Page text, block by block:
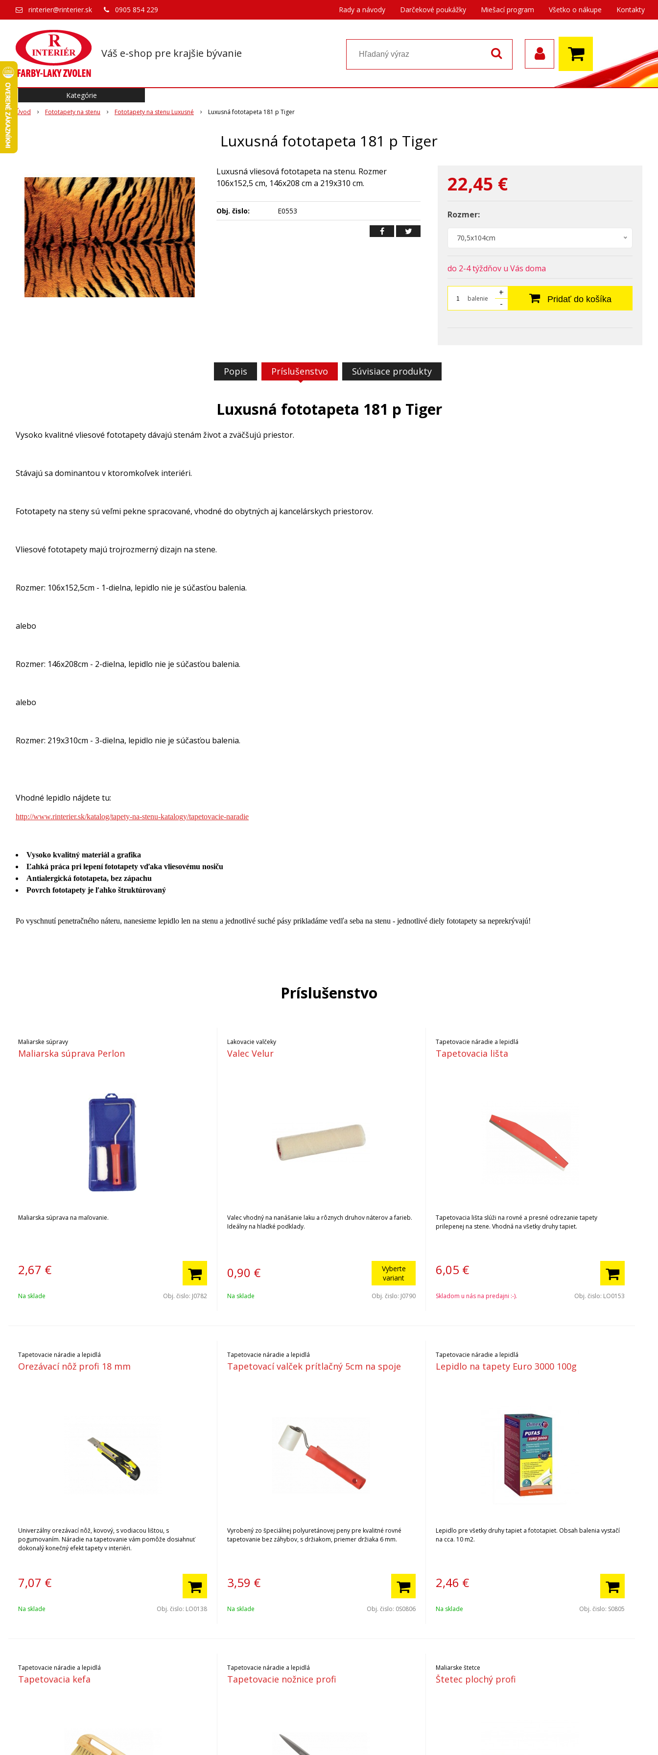
Váš e-shop pre krajšie bývanie
rinterier@rinterier.sk 0905 854 229 Rady a návody Darčekové poukážky Miešací program Všetko o nákupe Kontakty
Úvod Fototapety na stenu Fototapety na stenu Luxusné Luxusná fototapeta 181 p Tiger
Luxusná fototapeta 181 p Tiger
22,45 €
Rozmer:
70,5x104cm
do 2-4 týždňov u Vás doma
balenie
+
-
Pridať do košíka
Luxusná vliesová fototapeta na stenu. Rozmer
106x152,5 cm, 146x208 cm a 219x310 cm.
Obj. čislo: E0553
Popis Príslušenstvo Súvisiace produkty
Luxusná fototapeta 181 p Tiger
Vysoko kvalitné vliesové fototapety dávajú stenám život a zväčšujú priestor.
Stávajú sa dominantou v ktoromkoľvek interiéri.
Fototapety na steny sú veľmi pekne spracované, vhodné do obytných aj kancelárskych priestorov.
Vliesové fototapety majú trojrozmerný dizajn na stene.
Rozmer: 106x152,5cm - 1-dielna, lepidlo nie je súčasťou balenia.
alebo
Rozmer: 146x208cm - 2-dielna, lepidlo nie je súčasťou balenia.
alebo
Rozmer: 219x310cm - 3-dielna, lepidlo nie je súčasťou balenia.
Vhodné lepidlo nájdete tu:
http://www.rinterier.sk/katalog/tapety-na-stenu-katalogy/tapetovacie-naradie
Vysoko kvalitný materiál a grafika
Ľahká práca pri lepení fototapety vďaka vliesovému nosiču
Antialergická fototapeta, bez zápachu
Povrch fototapety je ľahko štruktúrovaný
Po vyschnutí penetračného náteru, nanesieme lepidlo len na stenu a jednotlivé suché pásy prikladáme vedľa seba na stenu - jednotlivé diely fototapety sa neprekrývajú!
Príslušenstvo
Maliarske súpravy
Maliarska súprava Perlon
Maliarska súprava na maľovanie.
2,67 €
Na sklade Obj. čislo: J0782
Lakovacie valčeky
Valec Velur
Valec vhodný na nanášanie laku a rôznych druhov náterov a farieb.
Ideálny na hladké podklady.
0,90 €
Vyberte
variant
Na sklade Obj. čislo: J0790
Tapetovacie náradie a lepidlá
Tapetovacia lišta
Tapetovacia lišta slúži na rovné a presné odrezanie tapety
prilepenej na stene. Vhodná na všetky druhy tapiet.
6,05 €
Skladom u nás na predajni :-). Obj. čislo: LO0153
Tapetovacie náradie a lepidlá
Orezávací nôž profi 18 mm
Univerzálny orezávací nôž, kovový, s vodiacou lištou, s
pogumovaním. Náradie na tapetovanie vám pomôže dosiahnuť
dokonalý konečný efekt tapety v interiéri.
7,07 €
Na sklade Obj. čislo: LO0138
Tapetovacie náradie a lepidlá
Tapetovací valček prítlačný 5cm na spoje
Vyrobený zo špeciálnej polyuretánovej peny pre kvalitné rovné
tapetovanie bez záhybov, s držiakom, priemer držiaka 6 mm.
3,59 €
Na sklade Obj. čislo: 0S0806
Tapetovacie náradie a lepidlá
Lepidlo na tapety Euro 3000 100g
Lepidlo pre všetky druhy tapiet a fototapiet. Obsah balenia vystačí
na cca. 10 m2.
2,46 €
Na sklade Obj. čislo: S0805
Tapetovacie náradie a lepidlá
Tapetovacia kefa
Tapetovacie náradie a lepidlá
Tapetovacie nožnice profi
Maliarske štetce
Štetec plochý profi
Kategórie